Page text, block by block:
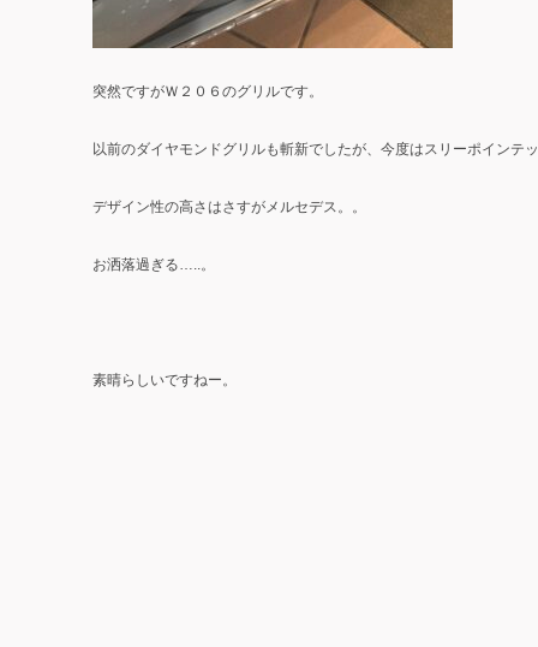
突然ですがＷ２０６のグリルです。
以前のダイヤモンドグリルも斬新でしたが、今度はスリーポインテ
デザイン性の高さはさすがメルセデス。。
お洒落過ぎる…..。
素晴らしいですねー。